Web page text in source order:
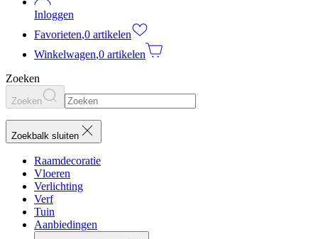
Inloggen
Favorieten,0 artikelen
Winkelwagen,0 artikelen
Zoeken
Zoeken
Zoekbalk sluiten
Raamdecoratie
Vloeren
Verlichting
Verf
Tuin
Aanbiedingen